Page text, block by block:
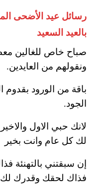
بالعيد السعيد
صباح خاص للغالين
ونقولهم من العايدين.
باقة من الورود
الجود.
لانك حبي الاول
لك كل عام وانت بخير
إن سبقتني بالتهنئة
فذاك لحقك وقدرك لك